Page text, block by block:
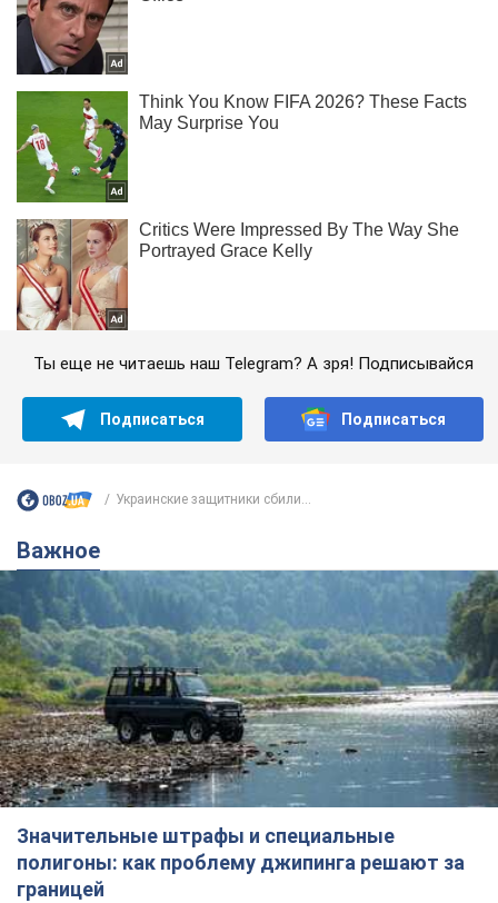
Ты еще не читаешь наш Telegram? А зря! Подписывайся
Подписаться Подписаться
Украинские защитники сбили...
Важное
Значительные штрафы и специальные
полигоны: как проблему джипинга решают за
границей